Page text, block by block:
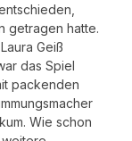
getragen hatte.
Geiß
das Spiel
packenden
Wie schon